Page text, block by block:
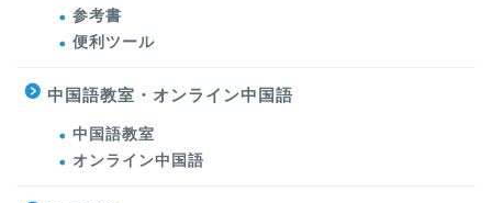
参考書
便利ツール
中国語教室・オンライン中国語
中国語教室
オンライン中国語